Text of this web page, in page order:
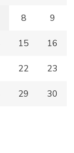
8 9
15 16
22 23
29 30